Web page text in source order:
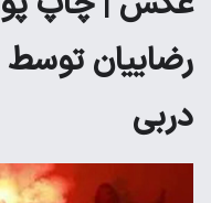
رضاییان
دربی